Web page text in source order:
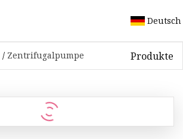
Deutsch
/ Zentrifugalpumpe Produkte